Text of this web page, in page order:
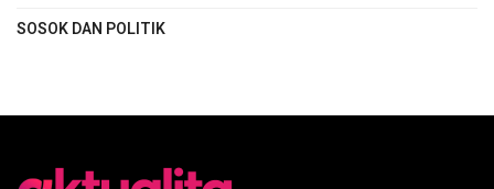
SOSOK DAN POLITIK